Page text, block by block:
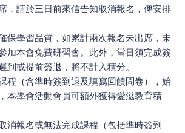
，請於三日前來信告知取消報名，俾安排
保學習品質，如累計兩次報名未出席，未
加本會免費研習會。此外，當日須完成簽
到或提前簽退，將不計入積分。
程（含準時簽到退及填寫回饋問卷），始
本學會活動會員可額外獲得愛滋教育積
消報名或無法完成課程（包括準時簽到